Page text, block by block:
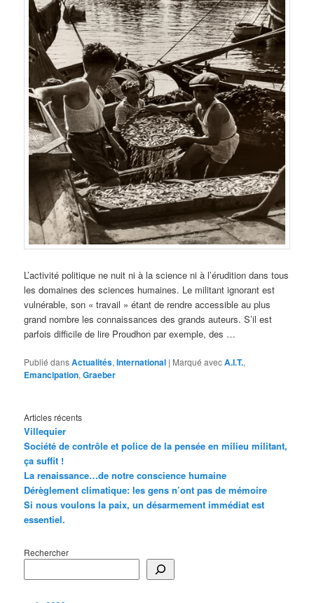
L’activité politique ne nuit ni à la science ni à l’érudition dans tous
les domaines des sciences humaines. Le militant ignorant est
vulnérable, son « travail » étant de rendre accessible au plus
grand nombre les connaissances des grands auteurs. S’il est
parfois difficile de lire Proudhon par exemple, des …
Publié dansActualités,International | Marqué avecA.I.T.,
Emancipation,Graeber
Articles récents
Villequier
Société de contrôle et police de la pensée en milieu militant,
ça suffit !
La renaissance…de notre conscience humaine
Dérèglement climatique: les gens n’ont pas de mémoire
Si nous voulons la paix, un désarmement immédiat est
essentiel.
Rechercher